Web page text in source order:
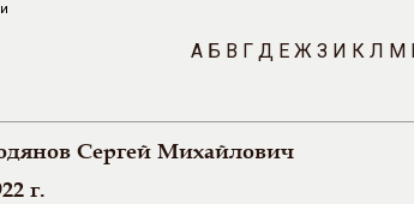
А Б В Г Д Е Ж З И К Л М
Сергей Михайлович
г.